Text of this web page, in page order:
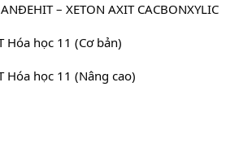
– XETON AXIT CACBONXYLIC
Hóa học 11 (Cơ bản)
Hóa học 11 (Nâng cao)